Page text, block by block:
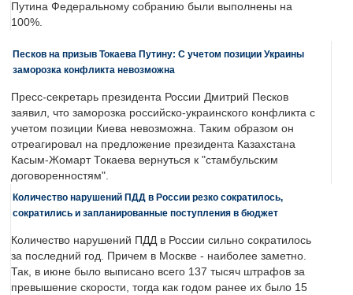
Путина Федеральному собранию были выполнены на
100%.
Песков на призыв Токаева Путину: С учетом позиции Украины
заморозка конфликта невозможна
Пресс-секретарь президента России Дмитрий Песков
заявил, что заморозка российско-украинского конфликта с
учетом позиции Киева невозможна. Таким образом он
отреагировал на предложение президента Казахстана
Касым-Жомарт Токаева вернуться к "стамбульским
договоренностям".
Количество нарушений ПДД в России резко сократилось,
сократились и запланированные поступления в бюджет
Количество нарушений ПДД в России сильно сократилось
за последний год. Причем в Москве - наиболее заметно.
Так, в июне было выписано всего 137 тысяч штрафов за
превышение скорости, тогда как годом ранее их было 15